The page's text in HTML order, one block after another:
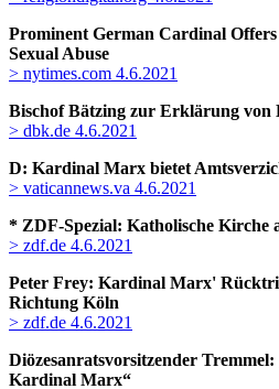
Prominent German Cardinal
Sexual Abuse
> nytimes.com 4.6.2021
Bischof Bätzing zur Erklärung
> dbk.de 4.6.2021
D: Kardinal Marx bietet
> vaticannews.va 4.6.2021
* ZDF-Spezial: Katholische Kirche
> zdf.de 4.6.2021
Peter Frey: Kardinal Marx'
Richtung Köln
> zdf.de 4.6.2021
Diözesanratsvorsitzender
Kardinal Marx“